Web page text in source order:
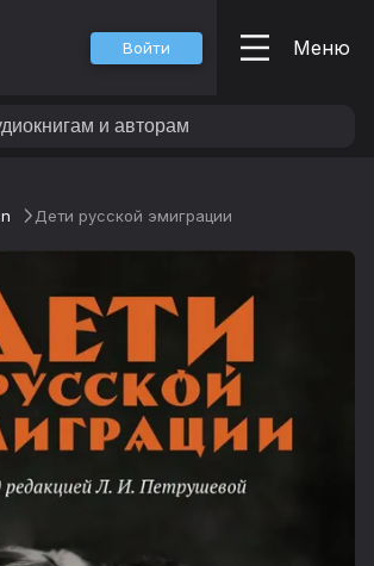
Войти Меню
Дети русской эмиграции